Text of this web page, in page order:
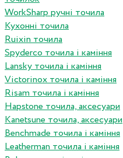
WorkSharp ручні точила
Кухонні точила
Ruixin точила
Spyderco точила і каміння
Lansky точила і каміння
Victorinox точила і каміння
Risam точила і каміння
Hapstone точила, аксесуари
Kanetsune точила, аксесуари
Benchmade точила і каміння
Leatherman точила і каміння